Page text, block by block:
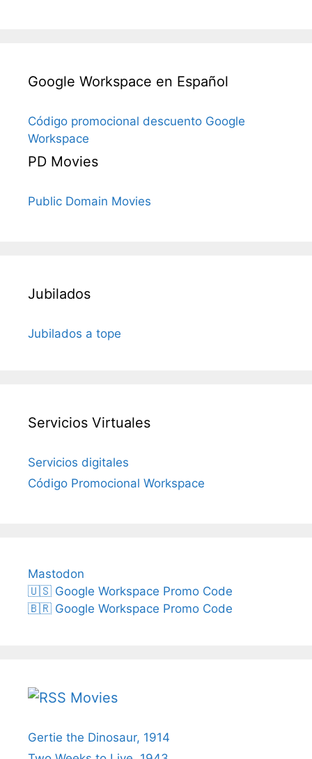
Google Workspace en Español
Código promocional descuento Google
Workspace
PD Movies
Public Domain Movies
Jubilados
Jubilados a tope
Servicios Virtuales
Servicios digitales
Código Promocional Workspace
Mastodon
🇺🇸 Google Workspace Promo Code
🇧🇷 Google Workspace Promo Code
Movies
Gertie the Dinosaur, 1914